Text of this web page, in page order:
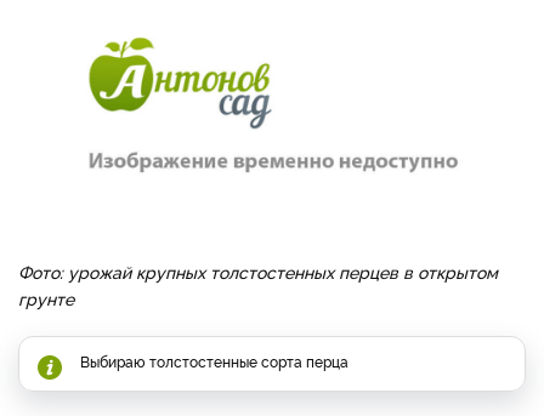
Фото: урожай крупных толстостенных перцев в открытом
грунте
Выбираю толстостенные сорта перца